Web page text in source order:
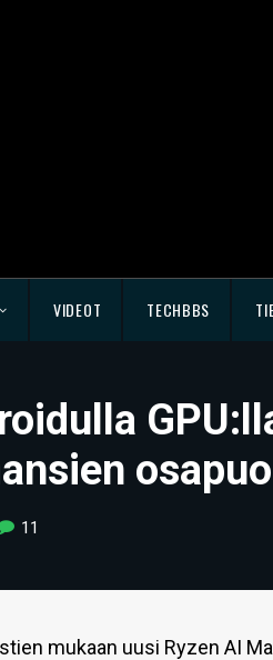
VIDEOT TECHBBS
11
mukaan uusi Ryzen AI